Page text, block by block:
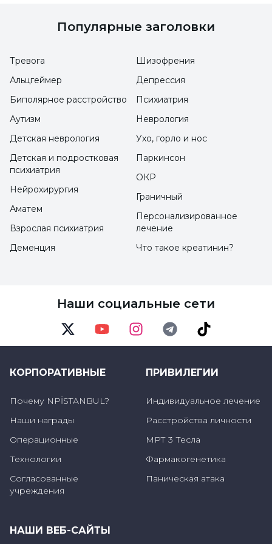
Дефицит внимания и гиперактивность
Тиковое расстройство у детей - это
заболевание, поддающееся лечению. Если
ребенок проявляет свои тики в значимых
ситуациях, необходимо выяснить причины
и основания для этого. В результате
напряжения, которое возникает из-за
постоянных попыток семьи вмешаться в эти
тики у ребенка, тики у него усиливаются. Это
затрудняет лечение. Для устранения тиков у
ребенку в соответствии с рекомендациями
наказания - неподходящий метод для таких
больше вреда, чем пользы. Важно, чтобы
хорошими, чтобы не было дискуссионной
обстановки, а интерес и любовь к ребенку
возрастали. Тиковые расстройства должны
решаться при сотрудничестве семьи,
учителя и лечебной команды.
Популярные заголовки
Тревога
Альцгеймер
Биполярное расстройство
Аутизм
Детская неврология
Шизофрения
Депрессия
Психиатрия
Неврология
Ухо, горло и нос
Детская и подростковая
психиатрия
Нейрохирургия
Аматем
Взрослая психиатрия
Деменция
Паркинсон
ОКР
Граничный
Персонализированное
лечение
Что такое креатинин?
Наши социальные сети
КОРПОРАТИВНЫЕ
Почему NPİSTANBUL?
Наши награды
Операционные
Технологии
Согласованные
учреждения
ПРИВИЛЕГИИ
Индивидуальное лечение
Расстройства личности
МРТ 3 Тесла
Фармакогенетика
Паническая атака
НАШИ ВЕБ-САЙТЫ